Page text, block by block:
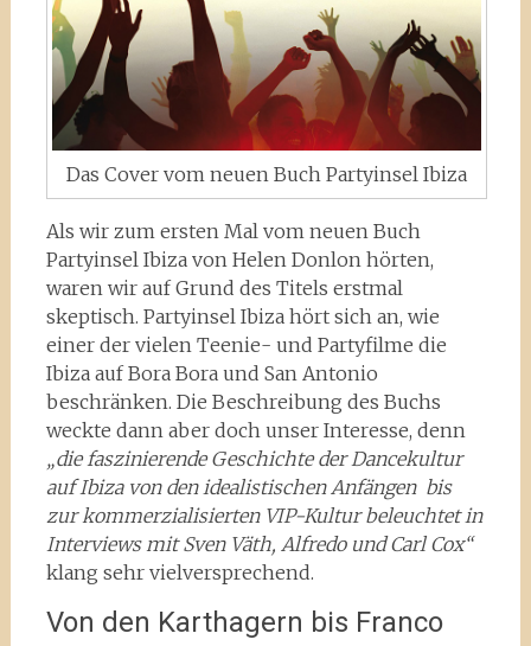
Das Cover vom neuen Buch Partyinsel Ibiza
Als wir zum ersten Mal vom neuen Buch
Partyinsel Ibiza von Helen Donlon hörten,
waren wir auf Grund des Titels erstmal
skeptisch. Partyinsel Ibiza hört sich an, wie
einer der vielen Teenie- und Partyfilme die
Ibiza auf Bora Bora und San Antonio
beschränken. Die Beschreibung des Buchs
weckte dann aber doch unser Interesse, denn
„die faszinierende Geschichte der Dancekultur
auf Ibiza von den idealistischen Anfängen bis
zur kommerzialisierten VIP-Kultur beleuchtet in
Interviews mit Sven Väth, Alfredo und Carl Cox“
klang sehr vielversprechend.
Von den Karthagern bis Franco